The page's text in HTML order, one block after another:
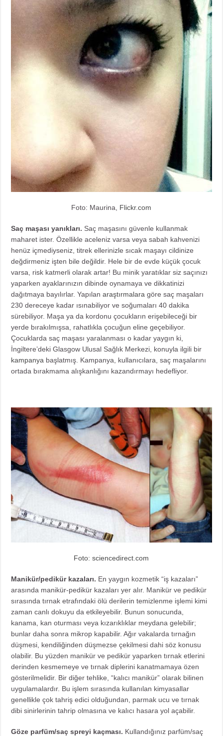
Foto: Maurina, Flickr.com
Saç maşası yanıkları. Saç maşasını güvenle kullanmak
maharet ister. Özellikle aceleniz varsa veya sabah kahvenizi
henüz içmediyseniz, titrek ellerinizle sıcak maşayı cildinize
değdirmeniz işten bile değildir. Hele bir de evde küçük çocuk
varsa, risk katmerli olarak artar! Bu minik yaratıklar siz saçınızı
yaparken ayaklarınızın dibinde oynamaya ve dikkatinizi
dağıtmaya bayılırlar. Yapılanaraştırmalara göre saç maşaları
230 dereceye kadar ısınabiliyor ve soğumaları 40 dakika
sürebiliyor. Maşa ya da kordonu çocukların erişebileceği bir
yerde bırakılmışsa, rahatlıkla çocuğun eline geçebiliyor.
Çocuklarda saç maşası yaralanması o kadar yaygın ki,
İngiltere’deki Glasgow Ulusal Sağlık Merkezi, konuyla ilgili bir
kampanya başlatmış. Kampanya, kullanıcılara, saç maşalarını
ortada bırakmama alışkanlığını kazandırmayı hedefliyor.
Foto: sciencedirect.com
Manikür/pedikür kazaları. En yaygın kozmetik “iş kazaları”
arasında manikür-pedikür kazaları yer alır. Manikür ve pedikür
sırasında tırnak etrafındaki ölü derilerin temizlenme işlemi kimi
zaman canlı dokuyu da etkileyebilir. Bunun sonucunda,
kanama, kan oturması veya kızarıklıklar meydana gelebilir;
bunlar daha sonra mikrop kapabilir. Ağır vakalarda tırnağın
düşmesi, kendiliğinden düşmezse çekilmesi dahi söz konusu
olabilir. Bu yüzden manikür ve pedikür yaparken tırnak etlerini
derinden kesmemeye ve tırnak diplerini kanatmamaya özen
gösterilmelidir. Bir diğer tehlike, “kalıcı manikür” olarak bilinen
uygulamalardır. Bu işlem sırasında kullanılan kimyasallar
genellikle çok tahriş edici olduğundan, parmak ucu ve tırnak
dibi sinirlerinin tahrip olmasına ve kalıcı hasara yol açabilir.
Göze parfüm/saç spreyi kaçması. Kullandığınız parfüm/saç